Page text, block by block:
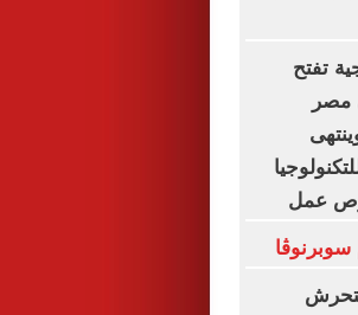
تفتح
مصر
ألف متر للتكنولوجيا